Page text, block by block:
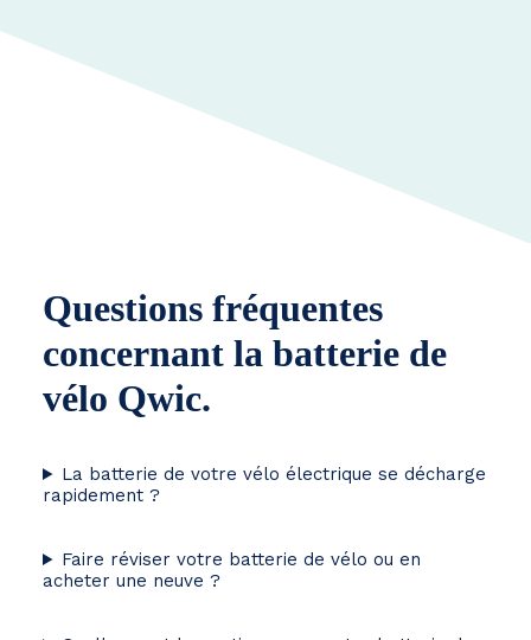
Questions fréquentes
concernant la batterie de
vélo Qwic.
La batterie de votre vélo électrique se décharge
rapidement ?
Faire réviser votre batterie de vélo ou en
acheter une neuve ?